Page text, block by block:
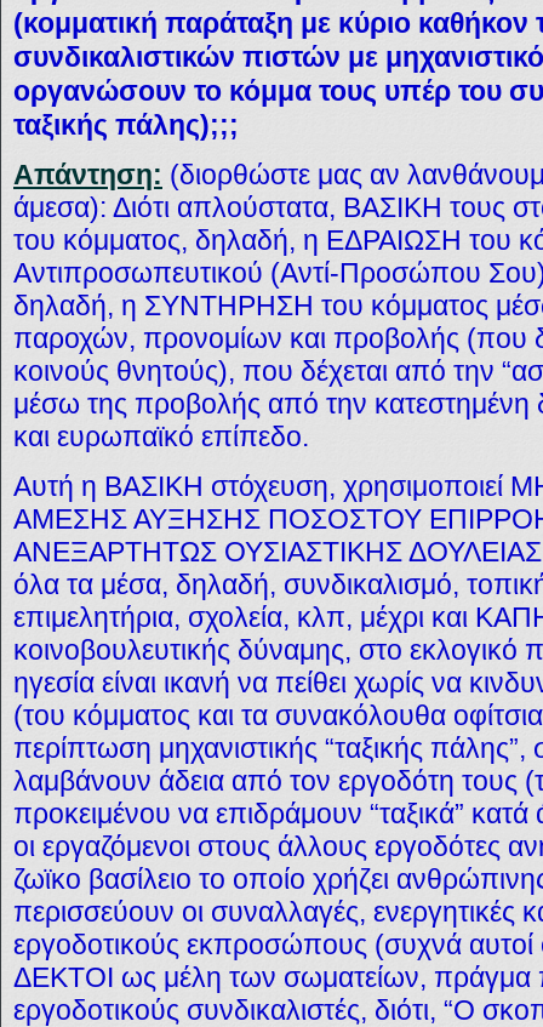
(κομματική παράταξη με κύριο καθήκον
συνδικαλιστικών πιστών με
οργανώσουν το κόμμα τους υπέρ του
ταξικής πάλης);;;
Απάντηση: (διορθώστε μας αν
άμεσα): Διότι απλούστατα, ΒΑΣΙΚΗ τους
του κόμματος, δηλαδή, η ΕΔΡΑΙΩΣΗ του
Αντιπροσωπευτικού (Αντί-Προσώπου
δηλαδή, η ΣΥΝΤΗΡΗΣΗ του κόμματος
παροχών, προνομίων και προβολής (που
κοινούς θνητούς), που δέχεται από την
μέσω της προβολής από την κατεστημένη
και ευρωπαϊκό επίπεδο.
Αυτή η ΒΑΣΙΚΗ στόχευση,
ΑΜΕΣΗΣ ΑΥΞΗΣΗΣ ΠΟΣΟΣΤΟΥ
ΑΝΕΞΑΡΤΗΤΩΣ ΟΥΣΙΑΣΤΙΚΗΣ
όλα τα μέσα, δηλαδή, συνδικαλισμό,
επιμελητήρια, σχολεία, κλπ, μέχρι και
κοινοβουλευτικής δύναμης, στο
ηγεσία είναι ικανή να πείθει χωρίς να
(του κόμματος και τα συνακόλουθα
περίπτωση μηχανιστικής “ταξικής
λαμβάνουν άδεια από τον εργοδότη τους
προκειμένου να επιδράμουν “ταξικά”
οι εργαζόμενοι στους άλλους εργοδότες
ζωϊκο βασίλειο το οποίο χρήζει
περισσεύουν οι συναλλαγές, ενεργητικές
εργοδοτικούς εκπροσώπους (συχνά αυτοί
ΔΕΚΤΟΙ ως μέλη των σωματείων, πράγμα
εργοδοτικούς συνδικαλιστές, διότι, “Ο